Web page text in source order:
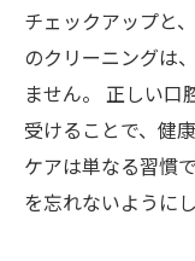
チェックアップと
のクリーニングは
ません。 正しい口
受けることで、健
ケアは単なる習慣
を忘れないように